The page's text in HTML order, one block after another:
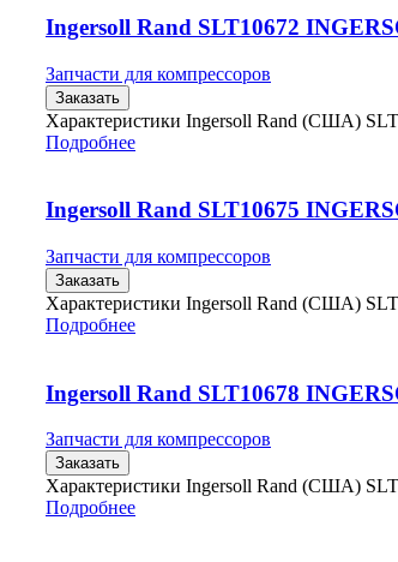
Ingersoll Rand SLT10672
Запчасти для компрессоров
Заказать
Характеристики Ingersoll Rand (США)
Подробнее
Ingersoll Rand SLT10675
Запчасти для компрессоров
Заказать
Характеристики Ingersoll Rand (США)
Подробнее
Ingersoll Rand SLT10678
Запчасти для компрессоров
Заказать
Характеристики Ingersoll Rand (США)
Подробнее